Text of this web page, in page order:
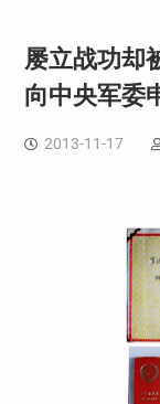
屡立战功却
向中央军委
2013-11-17